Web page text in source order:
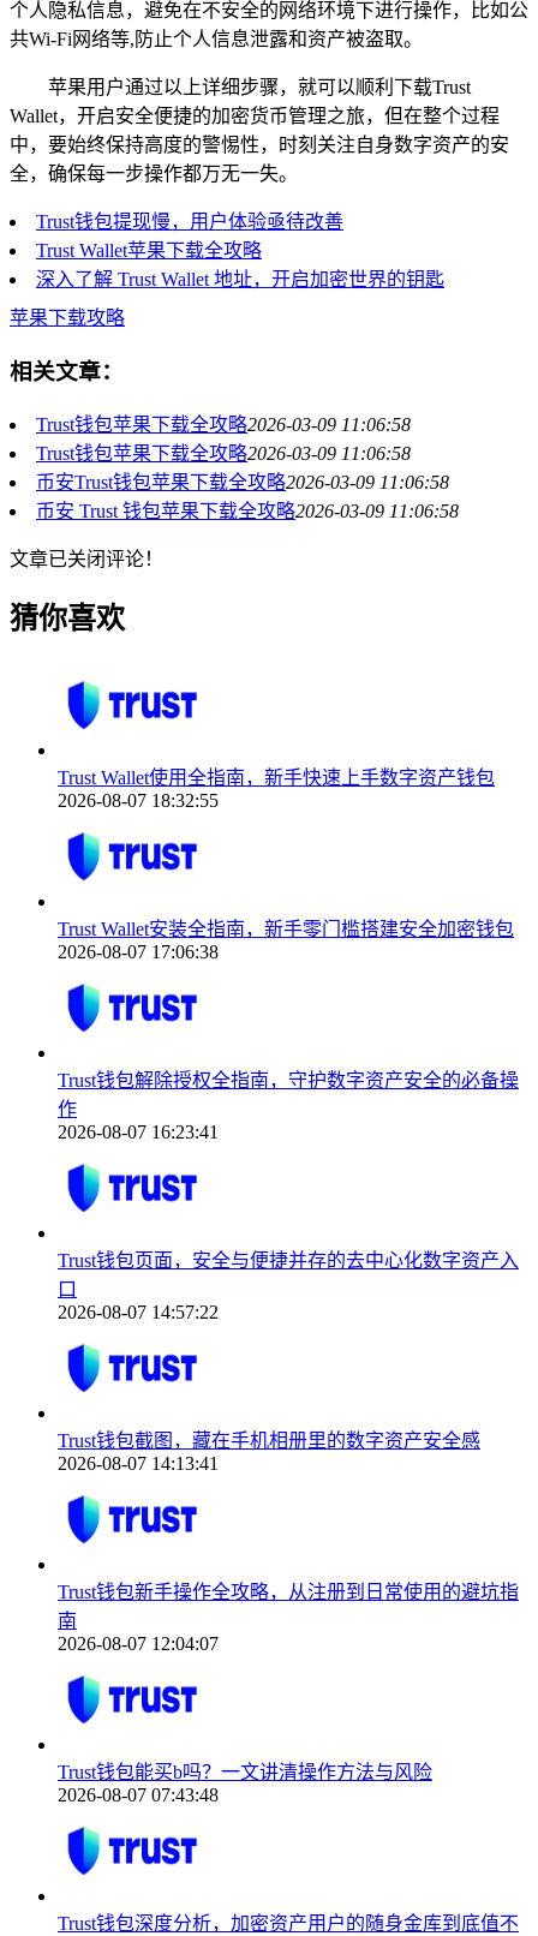
个人隐私信息，避免在不安全的网络环境下进行操作，比如公
共Wi-Fi网络等,防止个人信息泄露和资产被盗取。
苹果用户通过以上详细步骤，就可以顺利下载Trust
Wallet，开启安全便捷的加密货币管理之旅，但在整个过程
中，要始终保持高度的警惕性，时刻关注自身数字资产的安
全，确保每一步操作都万无一失。
Trust钱包提现慢，用户体验亟待改善
Trust Wallet苹果下载全攻略
深入了解 Trust Wallet 地址，开启加密世界的钥匙
苹果下载攻略
相关文章：
Trust钱包苹果下载全攻略2026-03-09 11:06:58
Trust钱包苹果下载全攻略2026-03-09 11:06:58
币安Trust钱包苹果下载全攻略2026-03-09 11:06:58
币安 Trust 钱包苹果下载全攻略2026-03-09 11:06:58
文章已关闭评论！
猜你喜欢
Trust Wallet使用全指南，新手快速上手数字资产钱包
2026-08-07 18:32:55
Trust Wallet安装全指南，新手零门槛搭建安全加密钱包
2026-08-07 17:06:38
Trust钱包解除授权全指南，守护数字资产安全的必备操
作
2026-08-07 16:23:41
Trust钱包页面，安全与便捷并存的去中心化数字资产入
口
2026-08-07 14:57:22
Trust钱包截图，藏在手机相册里的数字资产安全感
2026-08-07 14:13:41
Trust钱包新手操作全攻略，从注册到日常使用的避坑指
南
2026-08-07 12:04:07
Trust钱包能买b吗？一文讲清操作方法与风险
2026-08-07 07:43:48
Trust钱包深度分析，加密资产用户的随身金库到底值不